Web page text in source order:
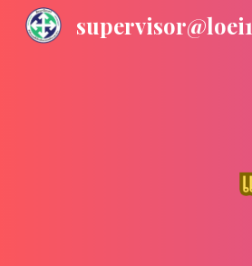
supervisor@loei1